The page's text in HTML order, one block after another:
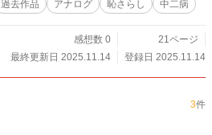
過去作品 アナログ 恥さらし 中二病
感想数 0
21ページ
最終更新日 2025.11.14
登録日 2025.11.14
3件